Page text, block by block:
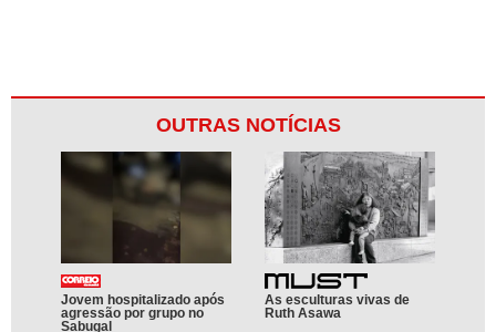
OUTRAS NOTÍCIAS
Jovem hospitalizado após
agressão por grupo no
Sabugal
As esculturas vivas de
Ruth Asawa